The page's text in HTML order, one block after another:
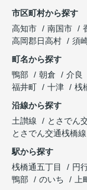
市区町村から探す
高知市
南国市
高岡郡日高村
須
町名から探す
鴨部
朝倉 介良
福井町
十津
桟
沿線から探す
土讃線
とさでん
とさでん交通桟橋線
駅から探す
桟橋通五丁目
円
鴨部
のいち